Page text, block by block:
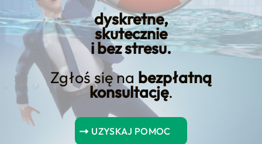
dyskretne,
skutecznie
i bez stresu.
Zgłoś się na bezpłatną
konsultację.
UZYSKAJ POMOC
Długi okres wynajmu: Co to
jest długi okres wynajmu
samochodu?
Istnieje nowoczesne rozwiązanie dla tradycyjnego
posiadania samochodu – wynajem długoterminowy,